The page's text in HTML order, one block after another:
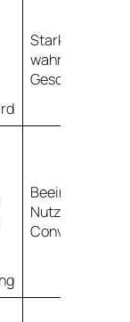
Starkes Indiz
Beeinflusst
Nutzbarkeit
Conversions